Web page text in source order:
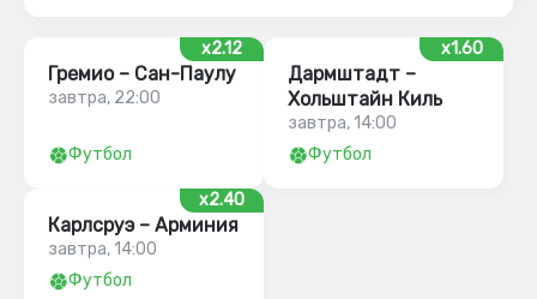
x2.12
Гремио – Сан-Паулу
завтра, 22:00
Футбол
x1.60
Дармштадт –
Хольштайн Киль
завтра, 14:00
Футбол
x2.40
Карлсруэ – Арминия
завтра, 14:00
Футбол